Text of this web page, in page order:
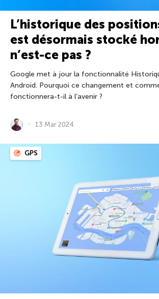
L’historique des
est désormais stocké
n’est-ce pas ?
Google met à jour la fonctionnalité
Android. Pourquoi ce changement et
fonctionnera-t-il à l’avenir ?
13 Mar 2024
GPS